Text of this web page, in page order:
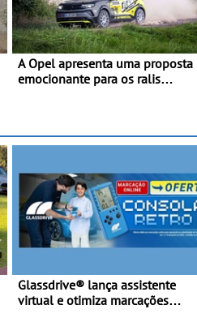
A Opel apresenta uma proposta
emocionante para os ralis
competitiva
Glassdrive® lança assistente
virtual e otimiza marcações